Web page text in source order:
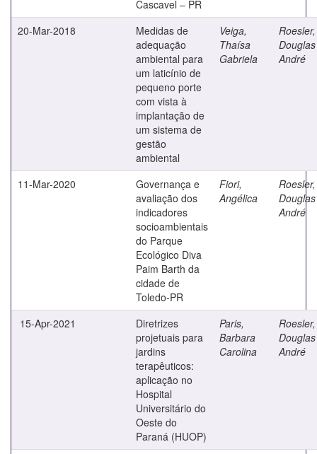
Cascavel – PR
20-Mar-2018
Medidas de
adequação
ambiental para
um laticínio de
pequeno porte
com vista à
implantação de
um sistema de
gestão
ambiental
Veiga,
Thaísa
Gabriela
Roesler,
Douglas
André
11-Mar-2020
Governança e
avaliação dos
indicadores
socioambientais
do Parque
Ecológico Diva
Paim Barth da
cidade de
Toledo-PR
Fiori,
Angélica
Roesler,
Douglas
André
15-Apr-2021
Diretrizes
projetuais para
jardins
terapêuticos:
aplicação no
Hospital
Universitário do
Oeste do
Paraná (HUOP)
Paris,
Barbara
Carolina
Roesler,
Douglas
André